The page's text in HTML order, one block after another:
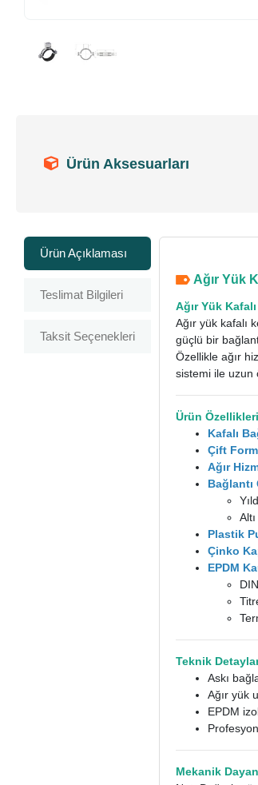
Ürün Aksesuarları
Ürün Açıklaması
Teslimat Bilgileri
Taksit Seçenekleri
Ağır Yük
Ağır Yük
Ağır yük kafalı
güçlü bir
Özellikle ağır
sistemi ile uzun
Ürün Özellikleri
Kafalı
Çift
Ağır
Bağlantı
Plastik
Çinko
EPDM
Teknik
Askı
Ağır yük
EPDM
Mekanik